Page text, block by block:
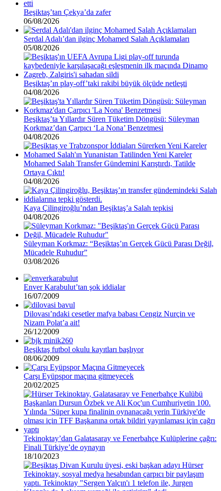
Beşiktaş’tan Çekya’da zafer
06/08/2026
Serdal Adalı’dan ilginç Mohamed Salah Açıklamaları
05/08/2026
Beşiktaş’ın play-off’taki rakibi büyük ölçüde netleşti
04/08/2026
Beşiktaş’ta Yıllardır Süren Tüketim Döngüsü: Süleyman
Korkmaz’dan Çarpıcı ‘La Nona’ Benzetmesi
04/08/2026
Mohamed Salah Transfer Gündemini Karıştırdı, Tatilde
Ortaya Çıktı!
04/08/2026
Kaya Çilingiroğlu’ndan Beşiktaş’a Salah tepkisi
04/08/2026
Süleyman Korkmaz: “Beşiktaş’ın Gerçek Gücü Parası Değil,
Mücadele Ruhudur”
03/08/2026
Enver Karabulut’tan şok iddialar
16/07/2009
Dilovası’ndaki cesetler mafya babası Cengiz Nurçin ve
Nizam Polat’a ait!
26/12/2009
Beşiktaş futbol okulu kayıtları başlıyor
08/06/2009
Çarşı Eyüpspor maçına gitmeyecek
20/02/2025
Tekinoktay’dan Galatasaray ve Fenerbahçe Kulüplerine çağrı:
Finali Türkiye’de oynayın
18/10/2023